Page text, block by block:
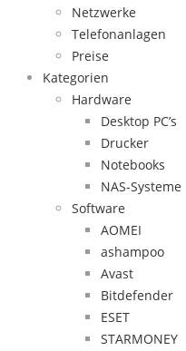
Netzwerke
Telefonanlagen
Preise
Kategorien
Hardware
Desktop PC’s
Drucker
Notebooks
NAS-Systeme
Software
AOMEI
ashampoo
Avast
Bitdefender
ESET
STARMONEY